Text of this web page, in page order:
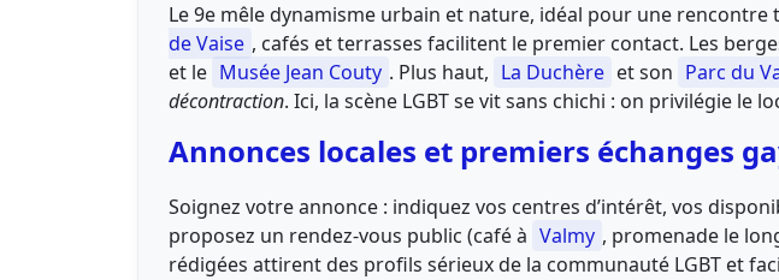
Le 9e mêle dynamisme urbain et nature, idéal pour une
de Vaise , cafés et terrasses facilitent le premier contact. Les
et le Musée Jean Couty . Plus haut, La Duchère et son Parc du
décontraction. Ici, la scène LGBT se vit sans chichi : on privilégie le
Annonces locales et premiers échanges
Soignez votre annonce : indiquez vos centres d’intérêt, vos
proposez un rendez-vous public (café à Valmy , promenade le
rédigées attirent des profils sérieux de la communauté LGBT et